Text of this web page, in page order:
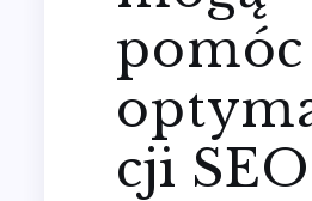
cji SEO